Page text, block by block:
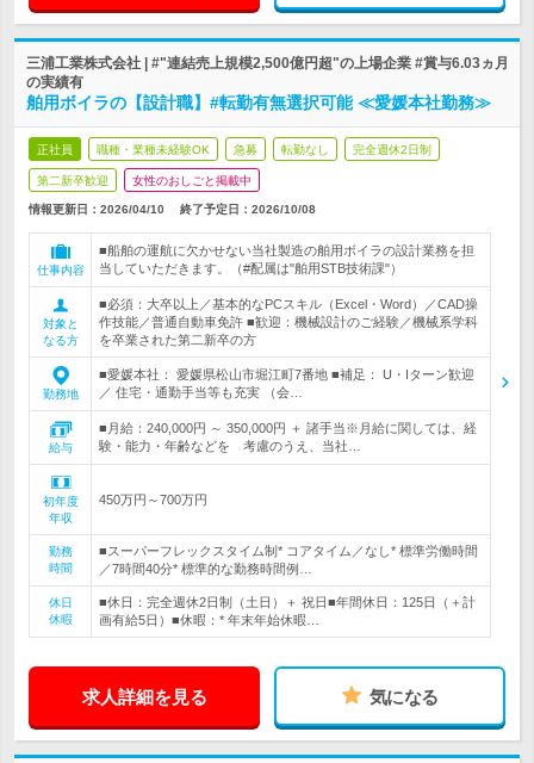
三浦工業株式会社 | #"連結売上規模2,500億円超"の上場企業 #賞与6.03ヵ月
の実績有
舶用ボイラの【設計職】#転勤有無選択可能 ≪愛媛本社勤務≫
正社員 職種・業種未経験OK 急募 転勤なし 完全週休2日制
第二新卒歓迎 女性のおしごと掲載中
情報更新日：2026/04/10 終了予定日： 2026/10/08
仕事内容
■船舶の運航に欠かせない当社製造の舶用ボイラの設計業務を担
当していただきます。（#配属は"舶用STB技術課"）
対象と
なる方
■必須：大卒以上／基本的なPCスキル（Excel・Word）／CAD操
作技能／普通自動車免許 ■歓迎：機械設計のご経験／機械系学科
を卒業された第二新卒の方
勤務地
■愛媛本社： 愛媛県松山市堀江町7番地 ■補足： U・Iターン歓迎
／ 住宅・通勤手当等も充実 （会…
給与
■月給：240,000円 ～ 350,000円 ＋ 諸手当※月給に関しては、経
験・能力・年齢などを 考慮のうえ、当社…
初年度
年収
450万円～700万円
勤務
時間
■スーパーフレックスタイム制* コアタイム／なし* 標準労働時間
／7時間40分* 標準的な勤務時間例…
休日
休暇
■休日：完全週休2日制（土日）＋ 祝日■年間休日：125日（＋計
画有給5日）■休暇：* 年末年始休暇…
求人詳細を見る 気になる